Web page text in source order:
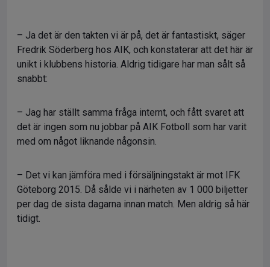
– Ja det är den takten vi är på, det är fantastiskt, säger
Fredrik Söderberg hos AIK, och konstaterar att det här är
unikt i klubbens historia. Aldrig tidigare har man sålt så
snabbt:
– Jag har ställt samma fråga internt, och fått svaret att
det är ingen som nu jobbar på AIK Fotboll som har varit
med om något liknande någonsin.
– Det vi kan jämföra med i försäljningstakt är mot IFK
Göteborg 2015. Då sålde vi i närheten av 1 000 biljetter
per dag de sista dagarna innan match. Men aldrig så här
tidigt.